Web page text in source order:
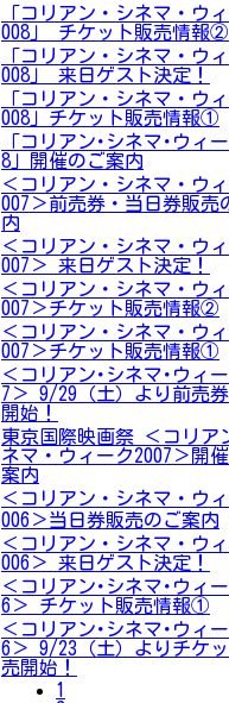
「コリアン・シネマ・ウ
008」 チケット販売情報②
「コリアン・シネマ・ウ
008」 来日ゲスト決定！
「コリアン・シネマ・ウ
008」チケット販売情報①
「コリアン･シネマ･ウィ
8」開催のご案内
＜コリアン・シネマ・ウ
007＞前売券・当日券販売
内
＜コリアン・シネマ・ウ
007＞ 来日ゲスト決定！
＜コリアン・シネマ・ウ
007＞チケット販売情報②
＜コリアン・シネマ・ウ
007＞チケット販売情報①
＜コリアン･シネマ･ウィ
7＞ 9/29（土）より前売
開始！
東京国際映画祭 ＜コリア
ネマ・ウィーク2007＞開
案内
＜コリアン・シネマ・ウ
006＞当日券販売のご案内
＜コリアン・シネマ・ウ
006＞ 来日ゲスト決定！
＜コリアン･シネマ･ウィ
6＞ チケット販売情報①
＜コリアン･シネマ･ウィ
6＞ 9/23（土）よりチケ
売開始！
1